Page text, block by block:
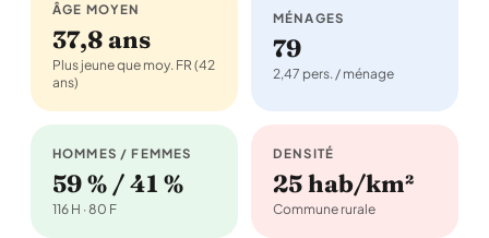
ÂGE MOYEN
37,8 ans
Plus jeune que moy. FR (42
ans)
MÉNAGES
79
2,47 pers. / ménage
HOMMES / FEMMES
59 % / 41 %
116 H · 80 F
DENSITÉ
25 hab/km²
Commune rurale